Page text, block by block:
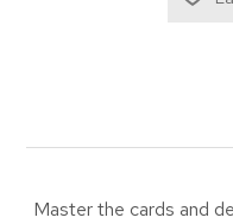
Master the cards and